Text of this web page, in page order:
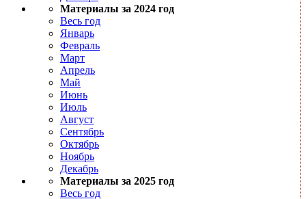
Материалы за 2024 год
Весь год
Январь
Февраль
Март
Апрель
Май
Июнь
Июль
Август
Сентябрь
Октябрь
Ноябрь
Декабрь
Материалы за 2025 год
Весь год